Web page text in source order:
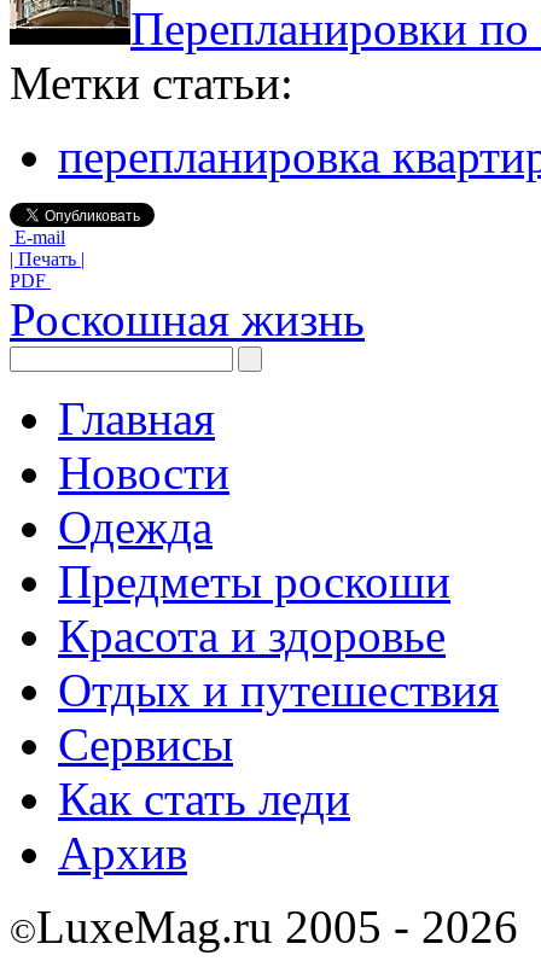
Перепланировки
Метки статьи:
перепланировка
E-mail
| Печать |
PDF
Роскошная жизнь
Главная
Новости
Одежда
Предметы роскоши
Красота и здоровье
Отдых и путешествия
Сервисы
Как стать леди
Архив
©LuxeMag.ru 2005 - 2026